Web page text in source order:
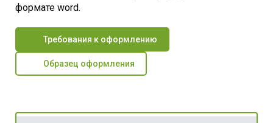
формате word.
Требования к оформлению
Образец оформления